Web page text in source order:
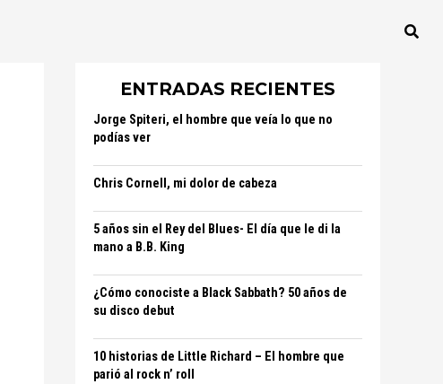
ENTRADAS RECIENTES
Jorge Spiteri, el hombre que veía lo que no
podías ver
Chris Cornell, mi dolor de cabeza
5 años sin el Rey del Blues- El día que le di la
mano a B.B. King
¿Cómo conociste a Black Sabbath? 50 años de
su disco debut
10 historias de Little Richard – El hombre que
parió al rock n’ roll